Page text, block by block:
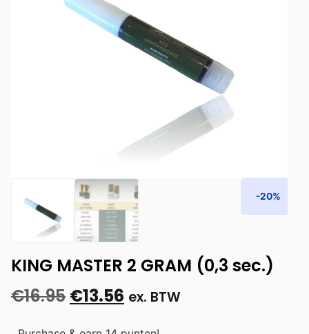
-20%
KING MASTER 2 GRAM (0,3 sec.)
€16.95 €13.56 ex. BTW